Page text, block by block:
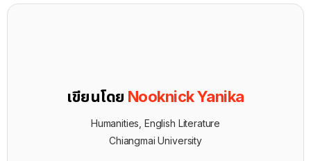
เขียนโดย Nooknick Yanika
Humanities, English Literature
Chiangmai University